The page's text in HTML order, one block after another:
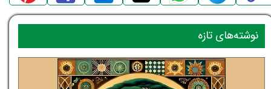
نوشته‌های تازه